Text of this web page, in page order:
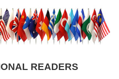
READERS